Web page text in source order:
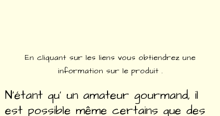
En cliquant sur les liens vous obtiendrez une
information sur le produit .
N’étant qu' un amateur gourmand, il
est possible même certains que des